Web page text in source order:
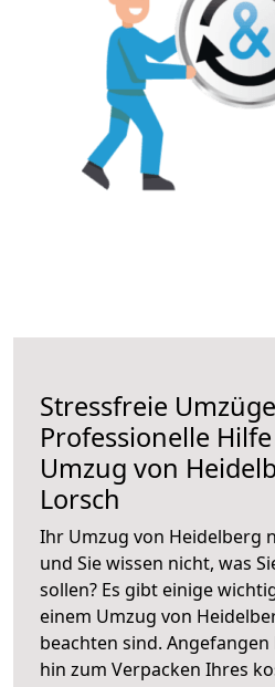
Stressfreie
Professionelle
Umzug von
Lorsch
Ihr Umzug von Heidelberg
und Sie wissen nicht, was
sollen? Es gibt einige
einem Umzug von
beachten sind. Angefangen
hin zum Verpacken Ihres